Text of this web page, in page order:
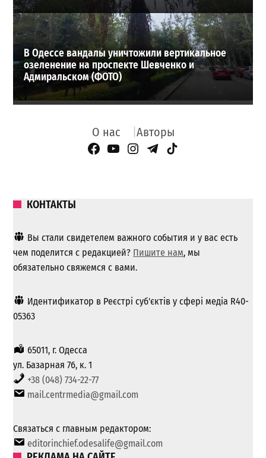
В Одессе вандалы уничтожили вертикальное
озеленение на проспекте Шевченко и
Адмиральском (ФОТО)
О нас Авторы
Facebook Page
YouTube
Instagram
Telegram
TikTok
КОНТАКТЫ
Вы стали свидетелем важного события и у вас есть
чем поделится с редакцией? Пишите нам, мы
обязательно свяжемся с вами.
Идентификатор в Реєстрі суб'єктів у сфері медіа R40-
05363
65011, г. Одесса
ул. Базарная 76, к. 1
+38 (048) 734-22-77
mail.centrmedia@gmail.com
Связаться с главным редактором:
editorinchief.odesalife@gmail.com